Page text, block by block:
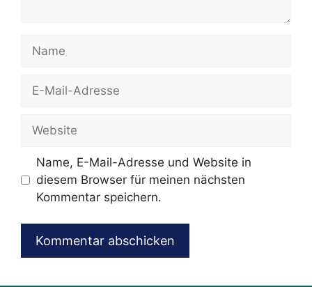
Mail-
Name, E-Mail-Adresse und Website in
diesem Browser für meinen nächsten
Kommentar speichern.